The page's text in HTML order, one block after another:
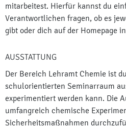
mitarbeitest. Hierfür kannst du
Verantwortlichen fragen, ob es
gibt oder dich auf der Homepage
AUSSTATTUNG
Der Bereich Lehramt Chemie ist
schulorientierten Seminarraum
experimentiert werden kann. Die
umfangreich chemische
Sicherheitsmaßnahmen